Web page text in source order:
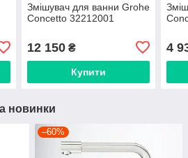
Змішувач для ванни Grohe
Concetto 32212001
12 150₴
Купити
4
новинки
–60%